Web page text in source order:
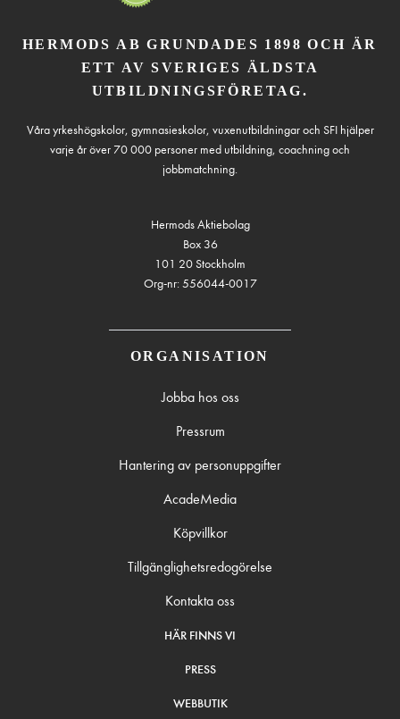
HERMODS AB GRUNDADES 1898 OCH ÄR
ETT AV SVERIGES ÄLDSTA
UTBILDNINGSFÖRETAG.
Våra yrkeshögskolor, gymnasieskolor, vuxenutbildningar och SFI hjälper
varje år över 70 000 personer med utbildning, coachning och
jobbmatchning.
Hermods Aktiebolag
Box 36
101 20 Stockholm
Org-nr: 556044-0017
ORGANISATION
Jobba hos oss
Pressrum
Hantering av personuppgifter
AcadeMedia
Köpvillkor
Tillgänglighetsredogörelse
Kontakta oss
HÄR FINNS VI
PRESS
WEBBUTIK